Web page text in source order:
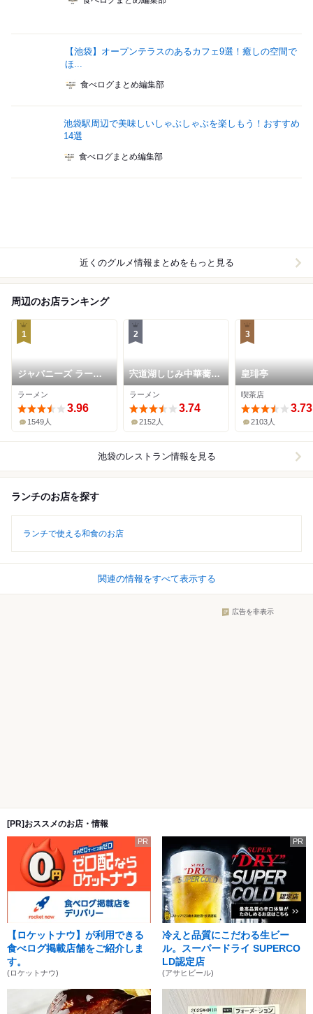
【池袋】オープンテラスのあるカフェ9選！癒しの空間で
ほ...
食べログまとめ編集部
池袋駅周辺で美味しいしゃぶしゃぶを楽しもう！おすすめ
14選
食べログまとめ編集部
近くのグルメ情報まとめをもっと見る
周辺のお店ランキング
1
ジャパニーズ ラーメ
ン 五感
ラーメン
3.96
1549人
2
宍道湖しじみ中華蕎麦
琥珀 池袋店
ラーメン
3.74
2152人
3
皇琲亭
喫茶店
3.73
2103人
池袋のレストラン情報を見る
ランチのお店を探す
ランチで使える和食のお店
関連の情報をすべて表示する
広告を非表示
[PR]おススメのお店・情報
PR
【ロケットナウ】が利用できる
食べログ掲載店舗をご紹介しま
す。
(ロケットナウ)
PR
冷えと品質にこだわる生ビー
ル。スーパードライ SUPERCO
LD認定店
(アサヒビール)